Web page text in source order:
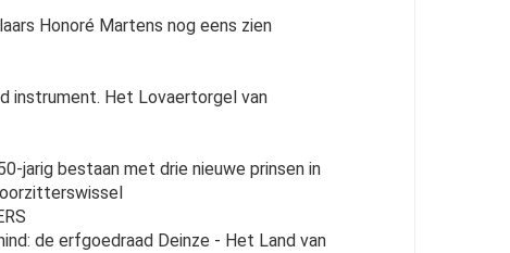
Honoré Martens nog eens zien
instrument. Het Lovaertorgel van
jarig bestaan met drie nieuwe prinsen in
de erfgoedraad Deinze - Het Land van